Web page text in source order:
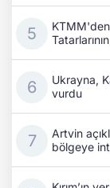
Ukrayna,
vurdu
Artvin
bölgeye